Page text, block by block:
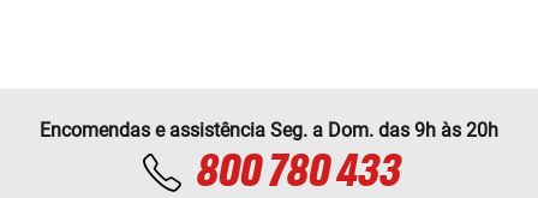
Encomendas e assistência Seg. a Dom. das 9h às 20h
800 780 433